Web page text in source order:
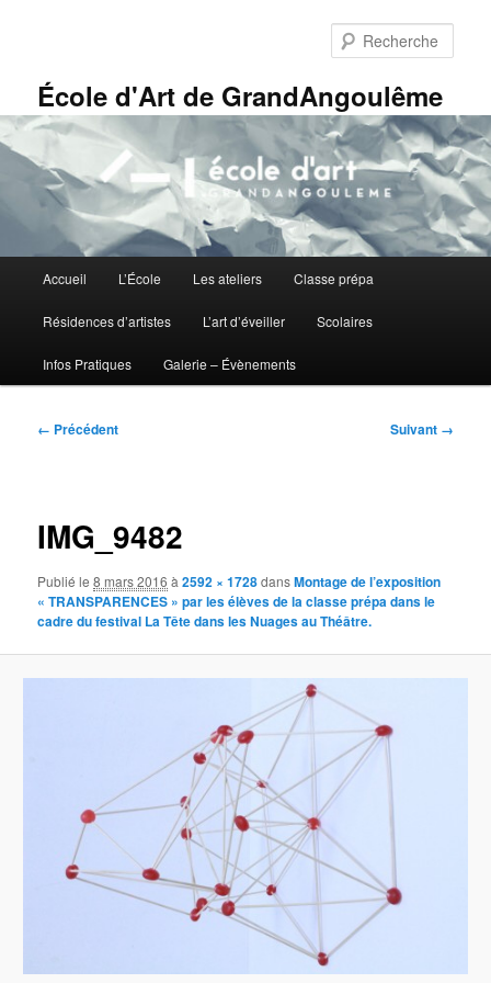
principalÉcole d'Art de GrandAngoulême
principal
Accueil L’École Les ateliers Classe prépa
Résidences d’artistes L’art d’éveiller Scolaires
Infos Pratiques Galerie – Évènements
Navigation
← Précédent Suivant →
IMG_9482
Publié le8 mars 2016 à2592 × 1728dansMontage de l’exposition
« TRANSPARENCES » par les élèves de la classe prépa dans le
cadre du festival La Tête dans les Nuages au Théâtre.